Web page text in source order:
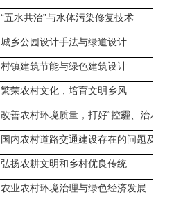
“五水共治”与水体污染修复技术
城乡公园设计手法与绿道设计
村镇建筑节能与绿色建筑设计
繁荣农村文化，培育文明乡风
改善农村环境质量，打好“控霾、治水、
国内农村道路交通建设存在的问题及建
弘扬农耕文明和乡村优良传统
农业农村环境治理与绿色经济发展